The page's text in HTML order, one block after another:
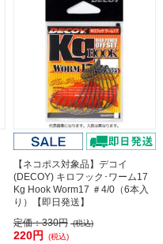
【ネコポス対象品】デコイ
(DECOY) キロフック･ワーム17
Kg Hook Worm17 ＃4/0（6本入
り）【即日発送】
定価：330円 (税込)
220円 (税込)